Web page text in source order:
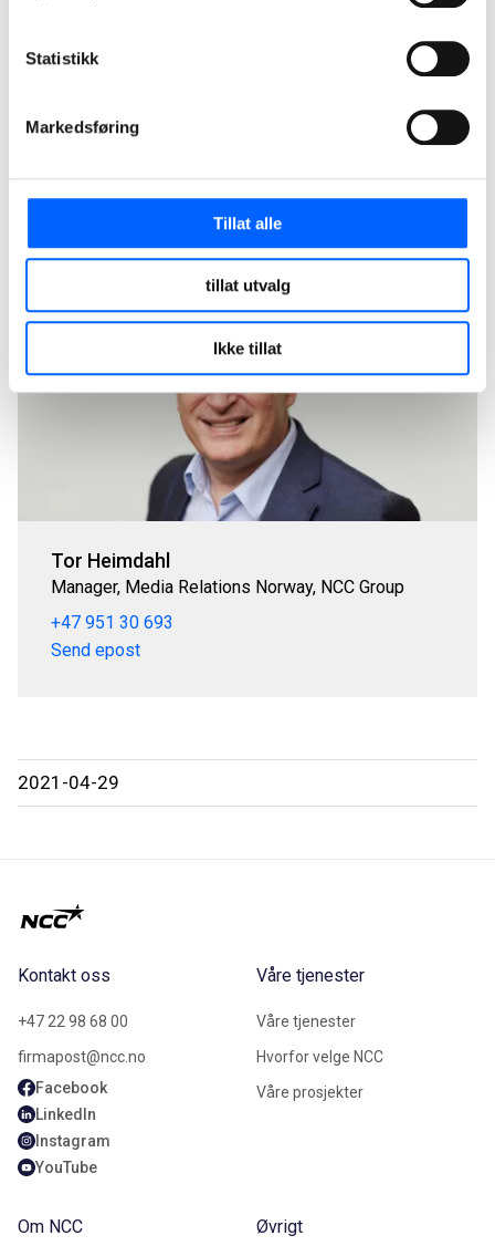
Statistikk
Markedsføring
Tillat alle
tillat utvalg
Ikke tillat
Terje Pettersen
Daglig leder Sjøentreprenøren, NCC Infrastructure
Tor Heimdahl
Manager, Media Relations Norway, NCC Group
+47 951 30 693
Send epost
2021-04-29
Kontakt oss
+47 22 98 68 00
firmapost@ncc.no
Facebook
LinkedIn
Instagram
YouTube
Våre tjenester
Våre tjenester
Hvorfor velge NCC
Våre prosjekter
Om NCC Øvrigt